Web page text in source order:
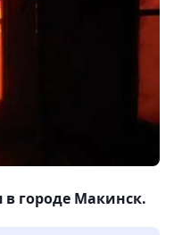
городе Макинск.